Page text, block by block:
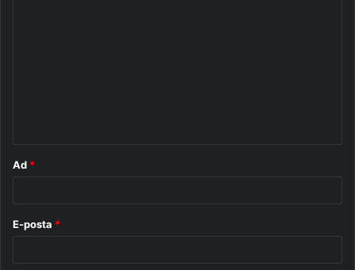
Ad *
E-posta *